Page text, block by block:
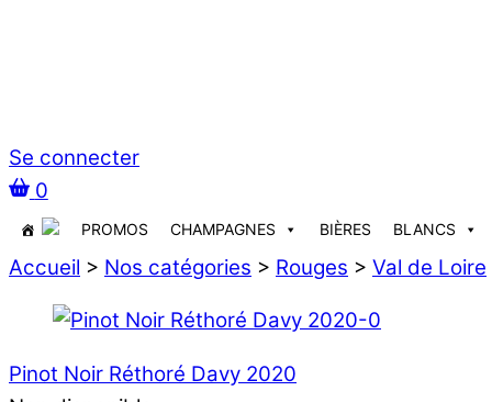
Se connecter
0
PROMOS CHAMPAGNES BIÈRES BLANCS
Accueil > Nos catégories > Rouges > Val de Loire
Pinot Noir Réthoré Davy 2020